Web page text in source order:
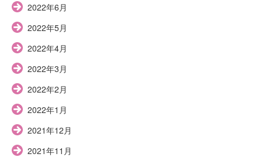
2022年6月
2022年5月
2022年4月
2022年3月
2022年2月
2022年1月
2021年12月
2021年11月